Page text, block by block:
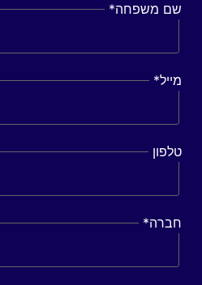
שם משפחה*
מייל*
טלפון
חברה*